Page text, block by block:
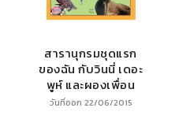
สารานุกรมชุดแรก
ของฉัน กับวินนี่ เดอะ
พูห์ และผองเพื่อน
สัตว์โลก สัตว์ทะเล
วันที่ออก 22/06/2015